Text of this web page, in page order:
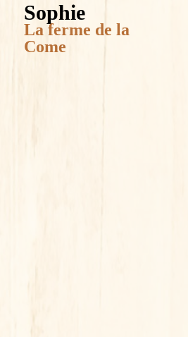
Sophie
La ferme de la
Come